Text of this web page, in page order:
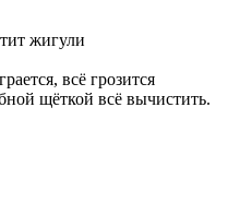
жигули
всё грозится
щёткой всё вычистить.